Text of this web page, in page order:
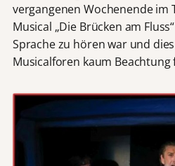
vergangenen Wochenende im
Musical „Die Brücken am
Sprache zu hören war und
Musicalforen kaum Beachtung